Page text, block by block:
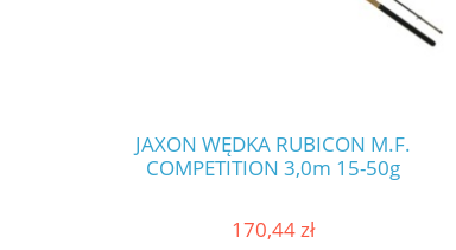
JAXON WĘDKA RUBICON M.F.
COMPETITION 3,0m 15-50g
170,44 zł